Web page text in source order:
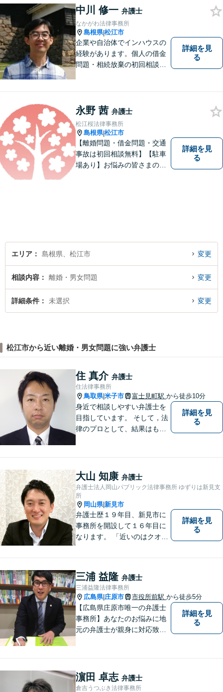
中川 修一 弁護士
なかがわ法律事務所
島根県|松江市
企業や自治体でインハウスの
経験があります。個人の借金
問題・相続放棄の初回相談
詳細を見
る
永野 茜 弁護士
松江桜法律事務所
島根県|松江市
【離婚問題・借金問題・交通
事故は初回相談無料】【駐車
場あり】お悩みの皆さまの気
詳細を見
る
エリア 島根県、松江市 変更
相談内容 離婚・男女問題 変更
詳細条件 未選択 変更
松江市から近い離婚・男女問題に強い弁護士
住 真介 弁護士
住法律事務所
鳥取県|米子市 富士見町駅 から徒歩10分
身近で相談しやすい弁護士を
目指しています。 そして，法
律のプロとして、結果はもち
依頼者様の心を理解し，寄り
添いながら問題い解決のサポ
ートを心がけています。
詳細を見
る
大山 知康 弁護士
弁護士法人岡山パブリック法律事務所 ゆずりは新見支
所
岡山県|新見市
弁護士歴１９年目、新見市に
事務所を開設して１６年目に
なります。 「近いのはクオリ
皆さまに距離的にも精神的に
も「近い」法律事務所となれ
るよう職員一同頑張っていま
す。 お気軽にお問い合わせく
ださい。
詳細を見
る
三浦 益隆 弁護士
三浦益隆法律事務所
広島県| 庄原市 市役所前駅 から徒歩5分
【広島県庄原市唯一の弁護士
事務所】あなたのお悩みに地
元の弁護士が親身に対応致し
詳細を見
る
濵田 卓志 弁護士
倉吉うつぶき法律事務所